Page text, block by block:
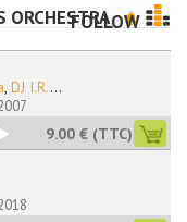
ORCHESTRA
FOLLOW
, DJ I.R....
9.00 € (TTC)